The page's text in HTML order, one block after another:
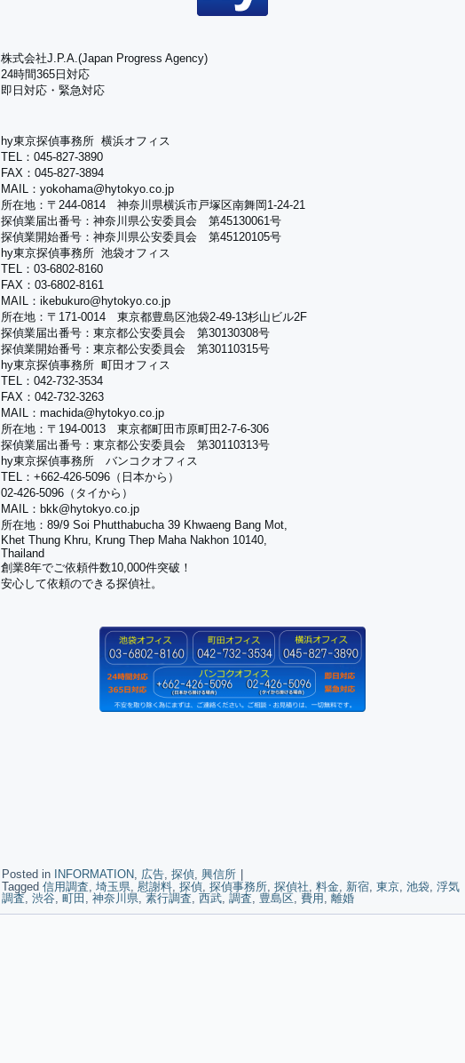
株式会社J.P.A.(Japan Progress Agency)
24時間365日対応
即日対応・緊急対応
hy東京探偵事務所 横浜オフィス
TEL：045-827-3890
FAX：045-827-3894
MAIL：yokohama@hytokyo.co.jp
所在地：〒244-0814 神奈川県横浜市戸塚区南舞岡1-24-21
探偵業届出番号：神奈川県公安委員会 第45130061号
探偵業開始番号：神奈川県公安委員会 第45120105号
hy東京探偵事務所 池袋オフィス
TEL：03-6802-8160
FAX：03-6802-8161
MAIL：ikebukuro@hytokyo.co.jp
所在地：〒171-0014 東京都豊島区池袋2-49-13杉山ビル2F
探偵業届出番号：東京都公安委員会 第30130308号
探偵業開始番号：東京都公安委員会 第30110315号
hy東京探偵事務所 町田オフィス
TEL：042-732-3534
FAX：042-732-3263
MAIL：machida@hytokyo.co.jp
所在地：〒194-0013 東京都町田市原町田2-7-6-306
探偵業届出番号：東京都公安委員会 第30110313号
hy東京探偵事務所 バンコクオフィス
TEL：+662-426-5096（日本から）
02-426-5096（タイから）
MAIL：bkk@hytokyo.co.jp
所在地：89/9 Soi Phutthabucha 39 Khwaeng Bang Mot,
Khet Thung Khru, Krung Thep Maha Nakhon 10140,
Thailand
創業8年でご依頼件数10,000件突破！
安心して依頼のできる探偵社。
Posted in INFORMATION, 広告, 探偵, 興信所
Tagged 信用調査, 埼玉県, 慰謝料, 探偵, 探偵事務所, 探偵社, 料金, 新宿, 東京, 池袋, 浮気
調査, 渋谷, 町田 , 神奈川県, 素行調査, 西武, 調査, 豊島区, 費用 , 離婚